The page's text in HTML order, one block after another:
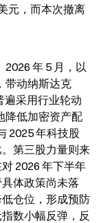
元，而本次撤离
年 5 月，以
带动纳斯达克
遍采用行业轮动
降低加密资产配
2025 年科技股
第三股力量则来
2026 年下半年
体政策尚未落
仓位，形成预防
数小幅反弹，反